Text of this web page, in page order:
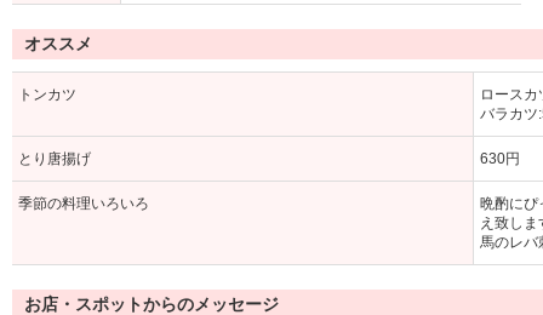
オススメ
トンカツ
ロース
バラカツ
とり唐揚げ 630円
季節の料理いろいろ
晩酌にぴ
え致しま
馬のレバ
お店・スポットからのメッセージ